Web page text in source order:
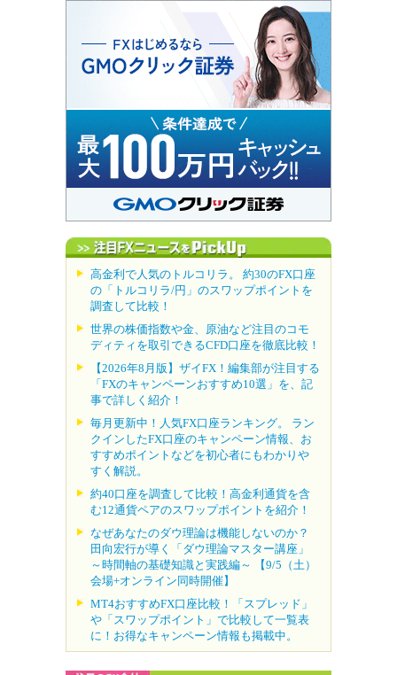
高金利で人気のトルコリラ。 約30のFX口座
の「トルコリラ/円」のスワップポイントを
調査して比較！
世界の株価指数や金、原油など注目のコモ
ディティを取引できるCFD口座を徹底比較！
【2026年8月版】ザイFX！編集部が注目する
「FXのキャンペーンおすすめ10選」を、記
事で詳しく紹介！
毎月更新中！人気FX口座ランキング。 ラン
クインしたFX口座のキャンペーン情報、お
すすめポイントなどを初心者にもわかりや
すく解説。
約40口座を調査して比較！高金利通貨を含
む12通貨ペアのスワップポイントを紹介！
なぜあなたのダウ理論は機能しないのか？
田向宏行が導く「ダウ理論マスター講座」
～時間軸の基礎知識と実践編～ 【9/5（土）
会場+オンライン同時開催】
MT4おすすめFX口座比較！「スプレッド」
や「スワップポイント」で比較して一覧表
に！お得なキャンペーン情報も掲載中。